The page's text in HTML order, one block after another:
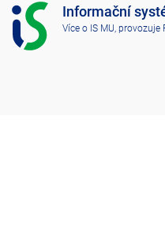
I
S
M
Informační
Více o IS MU , provozuje